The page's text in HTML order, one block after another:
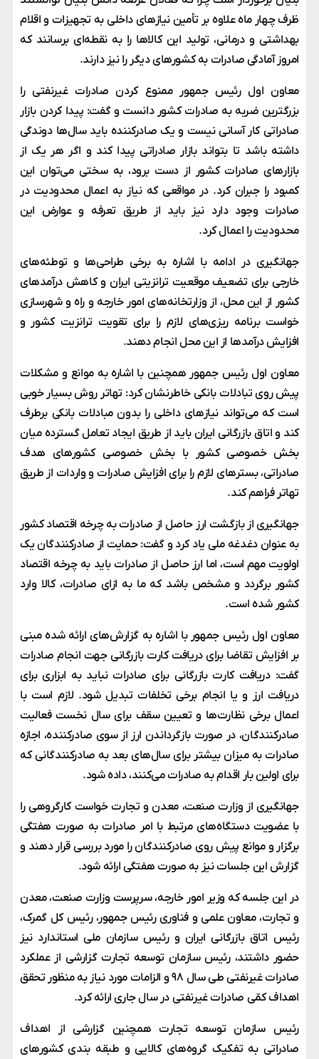
ظرف چهار ماه علاوه بر تأمین نیازهای داخلی به تجهیزات و اقلام
بهداشتی و درمانی، تولید این کالاها را به نقطه‌ای برسانند که
امروز آمادگی صادرات به کشورهای دیگر را نیز دارند.
معاون اول رئیس جمهور ممنوع کردن صادرات غیرنفتی را
بزرگترین ضربه به صادرات کشور دانست و گفت: پیدا کردن بازار
صادراتی کار آسانی نیست و یک صادرکننده باید سال‌ها دوندگی
داشته باشد تا بتواند بازار صادراتی پیدا کند و اگر هر یک از
بازارهای صادرات کشور از دست برود، به سختی می‌توان این
کمبود را جبران کرد. در مواقعی که نیاز به اعمال محدودیت در
صادرات وجود دارد نیز باید از طریق تعرفه و عوارض این
محدودیت را اعمال کرد.
جهانگیری در ادامه با اشاره به برخی طراحی‌ها و توطئه‌های
خارجی برای تضعیف موقعیت ترانزیتی ایران و کاهش درآمدهای
کشور از این محل، از وزارتخانه‌های امور خارجه و راه و شهرسازی
خواست برنامه ریزی‌های لازم را برای تقویت ترانزیت کشور و
افزایش درآمدها از این محل انجام دهند.
معاون اول رئیس جمهور همچنین با اشاره به موانع و مشکلات
پیش روی تبادلات بانکی خاطرنشان کرد: تهاتر روش بسیار خوبی
است که می‌تواند نیازهای داخلی را بدون مبادلات بانکی برطرف
کند و اتاق بازرگانی ایران باید از طریق ایجاد تعامل گسترده میان
بخش خصوصی کشور با بخش خصوصی کشورهای هدف
صادراتی، بسترهای لازم را برای افزایش صادرات و واردات از طریق
تهاتر فراهم کند.
جهانگیری از بازگشت ارز حاصل از صادرات به چرخه اقتصاد کشور
به عنوان دغدغه ملی یاد کرد و گفت: حمایت از صادرکنندگان یک
اولویت مهم است، اما ارز حاصل از صادرات باید به چرخه اقتصاد
کشور برگردد و مشخص باشد که ما به ازای صادرات، کالا وارد
کشور شده است.
معاون اول رئیس جمهور با اشاره به گزارش‌های ارائه شده مبنی
بر افزایش تقاضا برای دریافت کارت بازرگانی جهت انجام صادرات
گفت: دریافت کارت بازرگانی برای صادرات نباید به ابزاری برای
دریافت ارز و یا انجام برخی تخلفات تبدیل شود. لازم است با
اعمال برخی نظارت‌ها و تعیین سقف برای سال نخست فعالیت
صادرکنندگان، در صورت بازگرداندن ارز از سوی صادرکننده، اجازه
صادرات به میزان بیشتر برای سال‌های بعد به صادرکنندگانی که
برای اولین بار اقدام به صادرات می‌کنند، داده شود.
جهانگیری از وزارت صنعت، معدن و تجارت خواست کارگروهی را
با عضویت دستگاه‌های مرتبط با امر صادرات به صورت هفتگی
برگزار و موانع پیش روی صادرکنندگان را مورد بررسی قرار دهند و
گزارش این جلسات نیز به صورت هفتگی ارائه شود.
در این جلسه که وزیر امور خارجه، سرپرست وزارت صنعت، معدن
و تجارت، معاون علمی و فناوری رئیس جمهور، رئیس کل گمرک،
رئیس اتاق بازرگانی ایران و رئیس سازمان ملی استاندارد نیز
حضور داشتند، رئیس سازمان توسعه تجارت گزارشی از عملکرد
صادرات غیرنفتی طی سال ۹۸ و الزامات مورد نیاز به منظور تحقق
اهداف کمّی صادرات غیرنفتی در سال جاری ارائه کرد.
رئیس سازمان توسعه تجارت همچنین گزارشی از اهداف
صادراتی به تفکیک گروه‌های کالایی و طبقه بندی کشورهای